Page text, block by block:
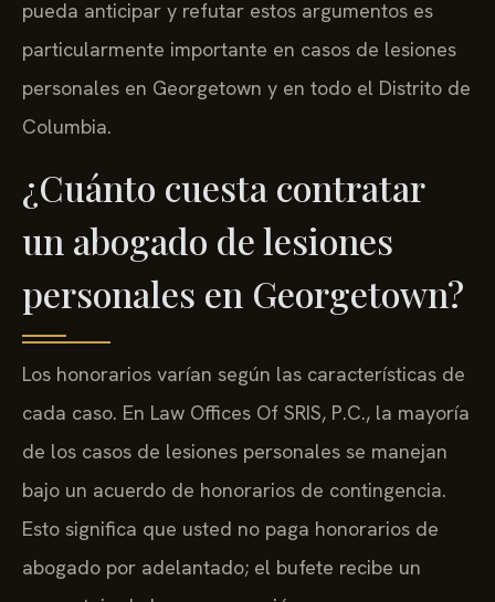
pueda anticipar y refutar estos argumentos es
particularmente importante en casos de lesiones
personales en Georgetown y en todo el Distrito de
Columbia.
¿Cuánto cuesta contratar
un abogado de lesiones
personales en Georgetown?
Los honorarios varían según las características de
cada caso. En Law Offices Of SRIS, P.C., la mayoría
de los casos de lesiones personales se manejan
bajo un acuerdo de honorarios de contingencia.
Esto significa que usted no paga honorarios de
abogado por adelantado; el bufete recibe un